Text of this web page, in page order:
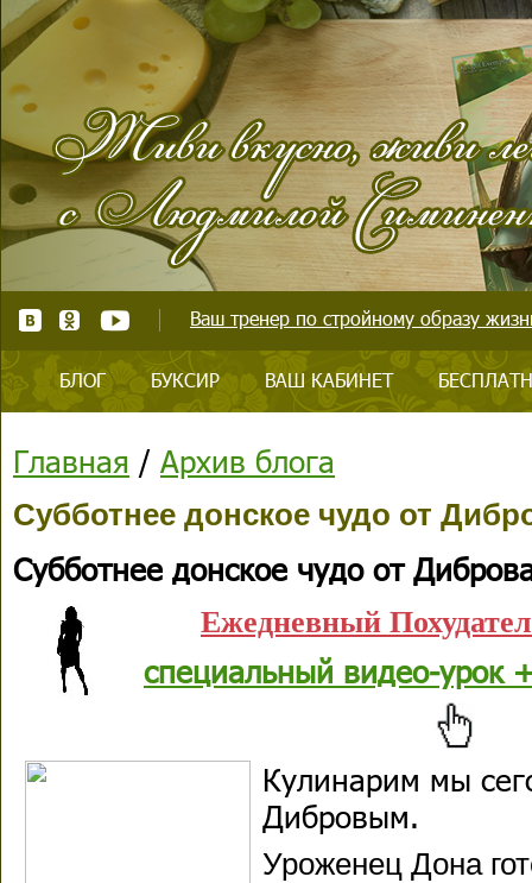
Ваш тренер по стройному образу
БЛОГ БУКСИР ВАШ КАБИНЕТ
Главная / Архив блога
Субботнее донское чудо от
Субботнее донское чудо от
Ежедневный
специальный видео-урок
Кулинарим мы
Дибровым.
Уроженец Дона